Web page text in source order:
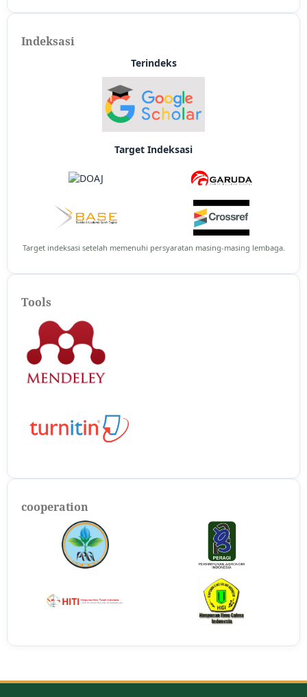
Indeksasi
Terindeks
Target Indeksasi
Target indeksasi setelah memenuhi persyaratan masing-masing lembaga.
Tools
cooperation